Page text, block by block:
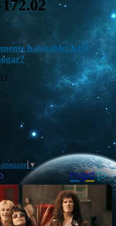
habitable: KOI-
▼